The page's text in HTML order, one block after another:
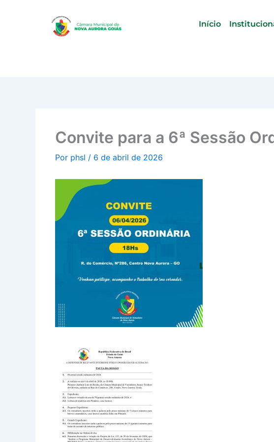
Início
Convite para a 6ª Sessão
Por phsl / 6 de abril de 2026